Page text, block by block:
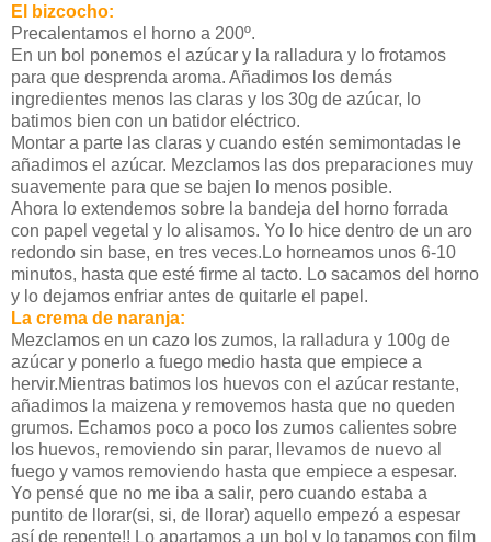
El bizcocho:
Precalentamos el horno a 200º.
En un bol ponemos el azúcar y la ralladura y lo frotamos
para que desprenda aroma. Añadimos los demás
ingredientes menos las claras y los 30g de azúcar, lo
batimos bien con un batidor eléctrico.
Montar a parte las claras y cuando estén semimontadas le
añadimos el azúcar. Mezclamos las dos preparaciones muy
suavemente para que se bajen lo menos posible.
Ahora lo extendemos sobre la bandeja del horno forrada
con papel vegetal y lo alisamos. Yo lo hice dentro de un aro
redondo sin base, en tres veces.Lo horneamos unos 6-10
minutos, hasta que esté firme al tacto. Lo sacamos del horno
y lo dejamos enfriar antes de quitarle el papel.
La crema de naranja:
Mezclamos en un cazo los zumos, la ralladura y 100g de
azúcar y ponerlo a fuego medio hasta que empiece a
hervir.Mientras batimos los huevos con el azúcar restante,
añadimos la maizena y removemos hasta que no queden
grumos. Echamos poco a poco los zumos calientes sobre
los huevos, removiendo sin parar, llevamos de nuevo al
fuego y vamos removiendo hasta que empiece a espesar.
Yo pensé que no me iba a salir, pero cuando estaba a
puntito de llorar(si, si, de llorar) aquello empezó a espesar
así de repente!! Lo apartamos a un bol y lo tapamos con film